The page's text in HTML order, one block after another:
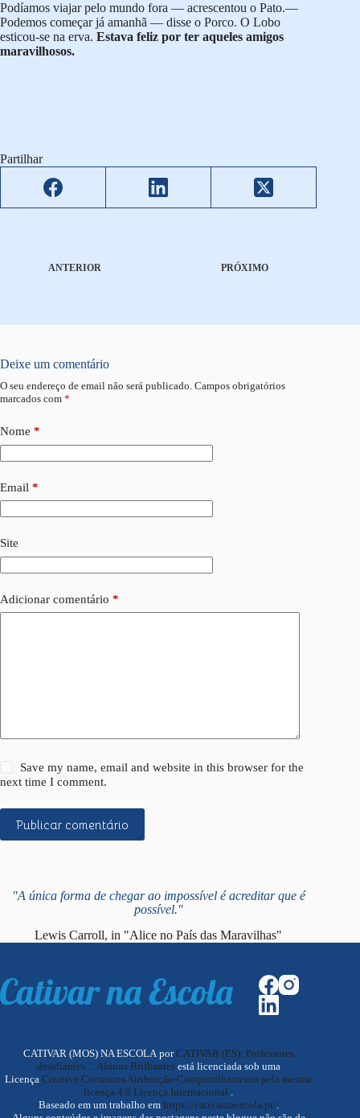
Podíamos viajar pelo mundo fora — acrescentou o Pato.—
Podemos começar já amanhã — disse o Porco. O Lobo
esticou-se na erva. Estava feliz por ter aqueles amigos
maravilhosos.
Partilhar
ANTERIOR PRÓXIMO
Deixe um comentário
O seu endereço de email não será publicado. Campos obrigatórios
marcados com *
Nome *
Email *
Site
Adicionar comentário *
Save my name, email and website in this browser for the
next time I comment.
Publicar comentário
"A única forma de chegar ao impossível é acreditar que é
possível."
Lewis Carroll, in "Alice no País das Maravilhas"
CATIVAR (MOS) NA ESCOLA porCATIVAR (ES): Professores
desafiantes ... Alunos Brilhantesestá licenciada sob uma
LicençaCreative Commons Atribuição-Compartilhamento pela mesma
licença 4.0 Licença Internacional .
Baseado em um trabalho em https://cativarnaescola.pt/.